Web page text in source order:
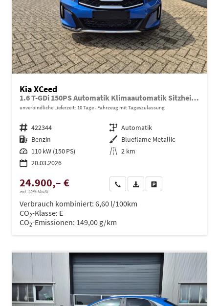
Kia XCeed
1.6 T-GDi 150PS Automatik Klimaautomatik Sitzheizung Lenkradheizung Navi PDC Rückf.Kamera abged.Scheiben Apple CarPlay Android Auto
unverbindliche Lieferzeit: 10 Tage Fahrzeug mit Tageszulassung
Fahrzeugnr. 422344 Getriebe Automatik
Kraftstoff Benzin Außenfarbe Blueflame Metallic
Leistung 110 kW (150 PS) Kilometerstand 2 km
20.03.2026
24.900,– €
incl. 19% MwSt.
Wir rufen Sie anPDF-Datei, Fahrzeugexposé
Verbrauch kombiniert: 6,60 l/100km
CO2-Klasse: E
CO2-Emissionen: 149,00 g/km